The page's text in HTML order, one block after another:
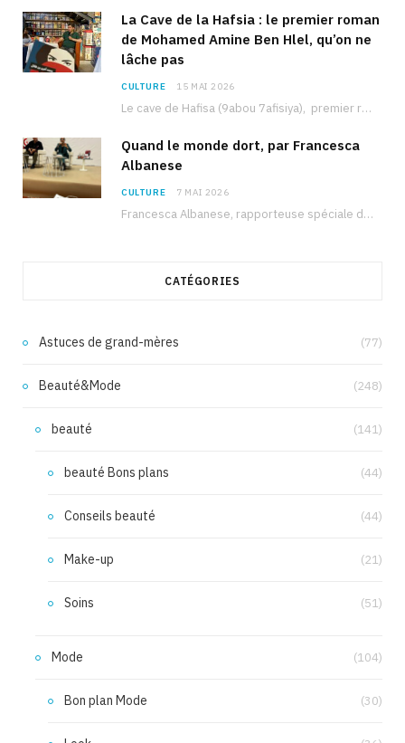
La Cave de la Hafsia : le premier roman
de Mohamed Amine Ben Hlel, qu’on ne
lâche pas
CULTURE 15 MAI 2026
Le cave de Hafisa (9abou 7afisiya), premier roman du journaliste tunisien Mohamed Amine Ben Hlel,…
Quand le monde dort, par Francesca
Albanese
CULTURE 7 MAI 2026
Francesca Albanese, rapporteuse spéciale de l’ONU sur les territoires palestiniens occupés, était à Tunis pour…
CATÉGORIES
Astuces de grand-mères (77)
Beauté&Mode (248)
beauté (141)
beauté Bons plans (44)
Conseils beauté (44)
Make-up (21)
Soins (51)
Mode (104)
Bon plan Mode (30)